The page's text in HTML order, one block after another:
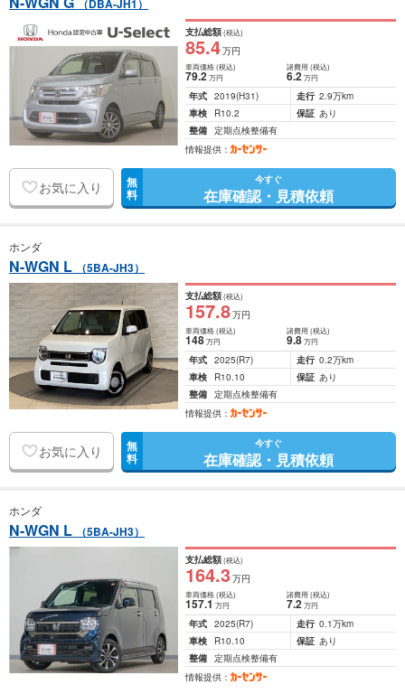
（DBA-JH1）
支払総額(税込)
85.4万円
車両価格(税込)
79.2万円
諸費用 (税込)
6.2 万円
年式 2019(H31) 走行 2.9万km
車検
R10.2 保証 あり
整備 定期点検整備有
情報提供：
お気に入り 無
料
今すぐ
在庫確認・見積依頼
ホンダ
N-WGN L （5BA-JH3）
支払総額(税込)
157.8万円
車両価格(税込)
148万円
諸費用 (税込)
9.8 万円
年式 2025(R7) 走行 0.2万km
車検
R10.10 保証 あり
整備 定期点検整備有
情報提供：
お気に入り 無
料
今すぐ
在庫確認・見積依頼
ホンダ
N-WGN L （5BA-JH3）
支払総額(税込)
164.3万円
車両価格(税込)
157.1万円
諸費用 (税込)
7.2 万円
年式 2025(R7) 走行 0.1万km
車検
R10.10 保証 あり
整備 定期点検整備有
情報提供：